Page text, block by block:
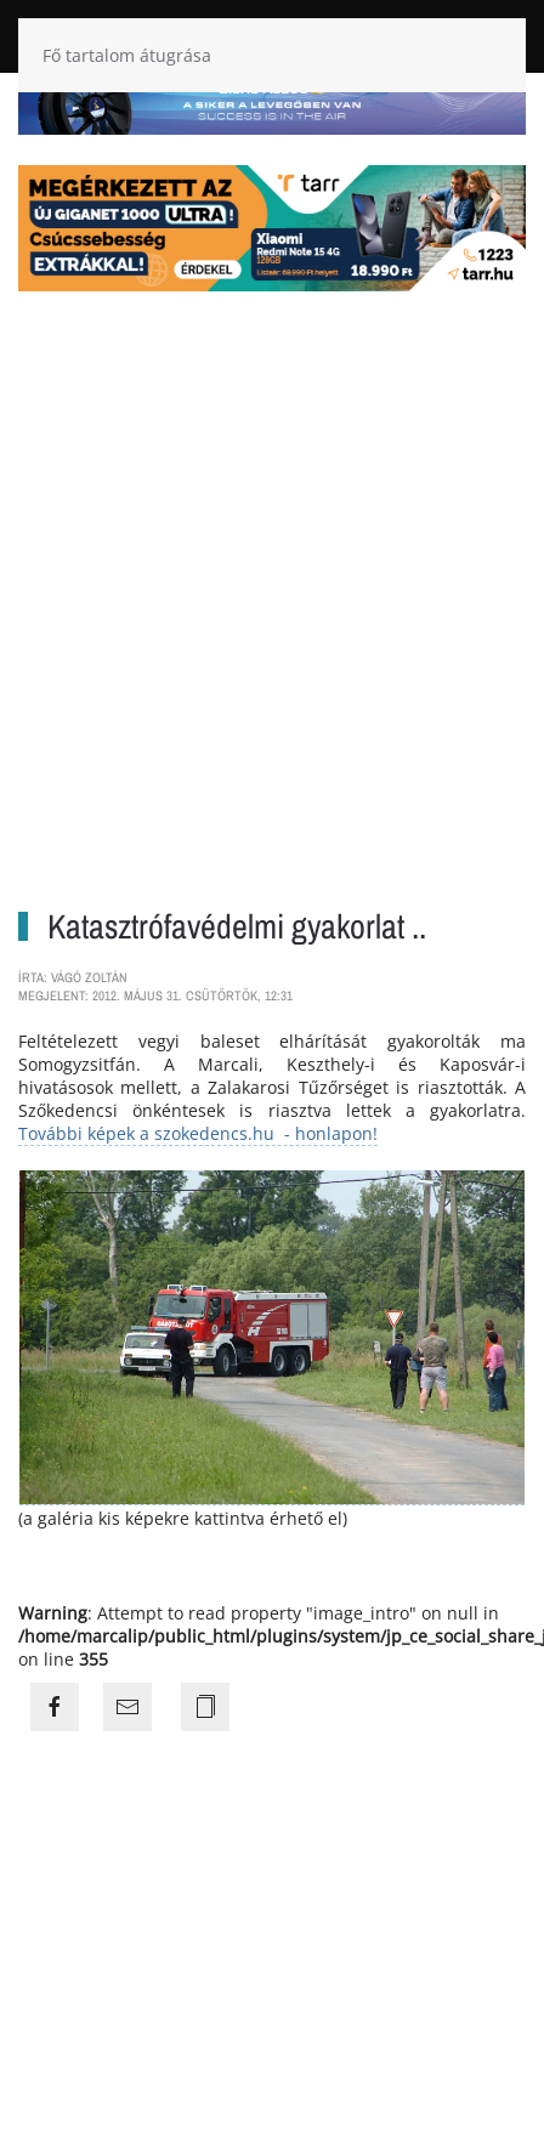
Fő tartalom átugrása
Katasztrófavédelmi gyakorlat ..
ÍRTA: VÁGÓ ZOLTÁN
MEGJELENT: 2012. MÁJUS 31. CSÜTÖRTÖK, 12:31
Feltételezett vegyi baleset elhárítását gyakorolták ma
Somogyzsitfán. A Marcali, Keszthely-i és Kaposvár-i
hivatásosok mellett, a Zalakarosi Tűzőrséget is riasztották. A
Szőkedencsi önkéntesek is riasztva lettek a gyakorlatra.
További képek a szokedencs.hu - honlapon!
(a galéria kis képekre kattintva érhető el)
Warning: Attempt to read property "image_intro" on null in
/home/marcalip/public_html/plugins/system/
on line 355